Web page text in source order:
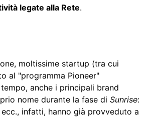
legate alla Rete.
moltissime startup (tra cui
al "programma Pioneer"
anche i principali brand
nome durante la fase di Sunrise:
infatti, hanno già provveduto a